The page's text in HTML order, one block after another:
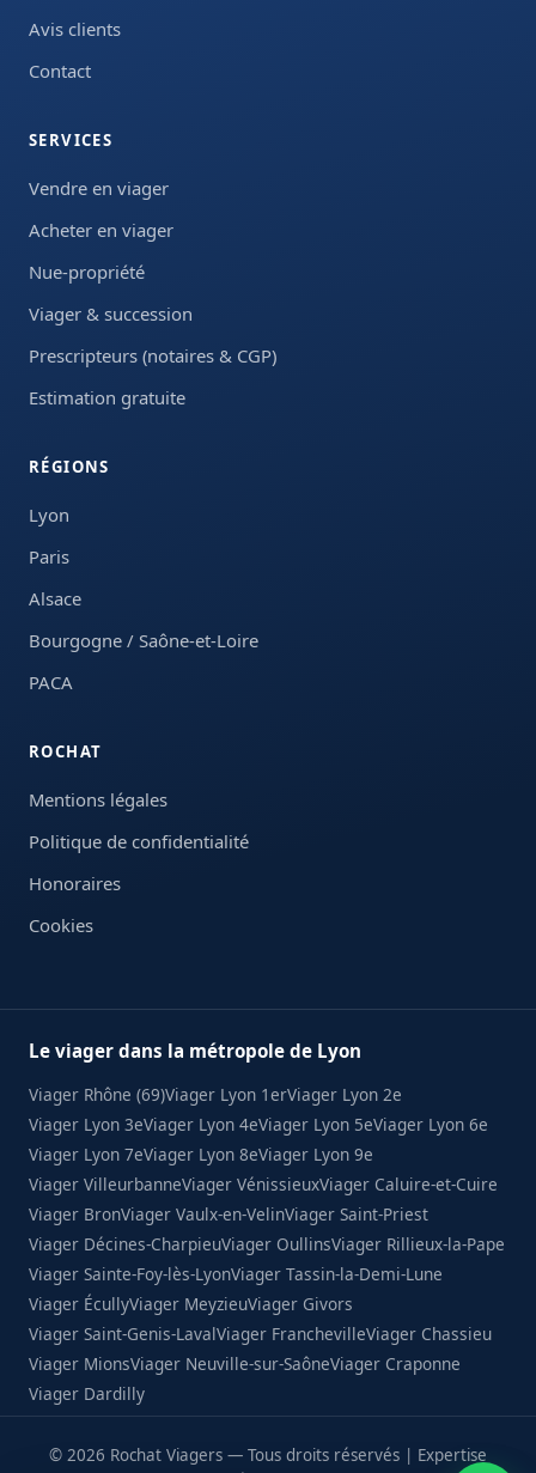
Avis clients
Contact
SERVICES
Vendre en viager
Acheter en viager
Nue-propriété
Viager & succession
Prescripteurs (notaires & CGP)
Estimation gratuite
RÉGIONS
Lyon
Paris
Alsace
Bourgogne / Saône-et-Loire
PACA
ROCHAT
Mentions légales
Politique de confidentialité
Honoraires
Cookies
Le viager dans la métropole de Lyon
Viager Rhône (69)Viager Lyon 1erViager Lyon 2e
Viager Lyon 3eViager Lyon 4eViager Lyon 5eViager Lyon 6e
Viager Lyon 7eViager Lyon 8eViager Lyon 9e
Viager VilleurbanneViager VénissieuxViager Caluire-et-Cuire
Viager BronViager Vaulx-en-VelinViager Saint-Priest
Viager Décines-CharpieuViager OullinsViager Rillieux-la-Pape
Viager Sainte-Foy-lès-LyonViager Tassin-la-Demi-Lune
Viager ÉcullyViager MeyzieuViager Givors
Viager Saint-Genis-LavalViager FranchevilleViager Chassieu
Viager MionsViager Neuville-sur-SaôneViager Craponne
Viager Dardilly
© 2026 Rochat Viagers — Tous droits réservés | Expertise